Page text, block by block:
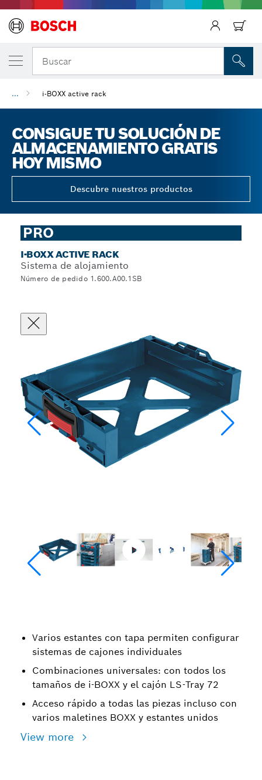
Buscar
... i-BOXX active rack
CONSIGUE TU SOLUCIÓN DE
ALMACENAMIENTO GRATIS
HOY MISMO
Descubre nuestros productos
PRO
I-BOXX ACTIVE RACK
Sistema de alojamiento
Número de pedido 1.600.A00.1SB
Varios estantes con tapa permiten configurar
sistemas de cajones individuales
Combinaciones universales: con todos los
tamaños de i-BOXX y el cajón LS-Tray 72
Acceso rápido a todas las piezas incluso con
varios maletines BOXX y estantes unidos
View more